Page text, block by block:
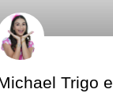
Trigo e